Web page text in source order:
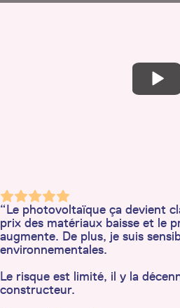
“Le photovoltaïque ça devient
prix des matériaux baisse et le
augmente. De plus, je suis
environnementales.
Le risque est limité, il y la
constructeur.